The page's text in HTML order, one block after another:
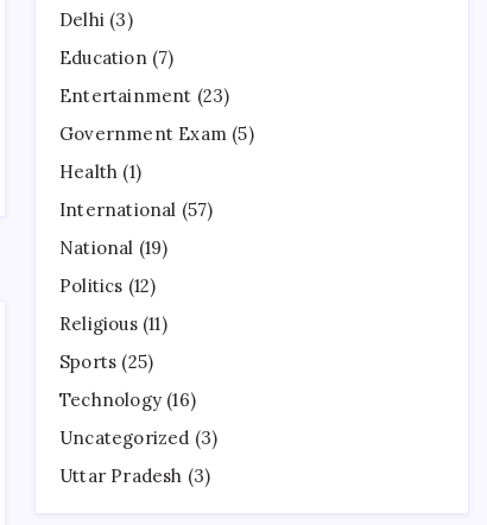
Delhi (3)
Education(7)
Entertainment (23)
Government Exam (5)
Health (1)
International (57)
National (19)
Politics (12)
Religious(11)
Sports (25)
Technology (16)
Uncategorized (3)
Uttar Pradesh (3)